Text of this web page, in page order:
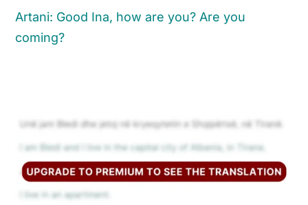
Artani: Good Ina, how are you? Are you
coming?